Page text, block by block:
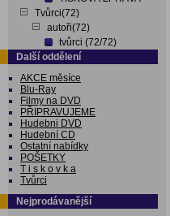
Tvůrci(72)
autoři(72)
tvůrci (72/72)
Další oddělení
AKCE měsíce
Blu-Ray
Filmy na DVD
PŘIPRAVUJEME
Hudebni DVD
Hudební CD
Ostatní nabídky
POŠETKY
T i s k o v k a
Tvůrci
Nejprodávanější